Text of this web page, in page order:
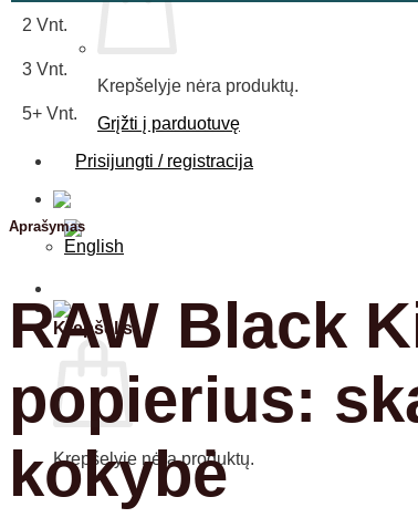
Krepšelyje nėra produktų.
Grįžti į parduotuvę
Prisijungti / registracija
Krepšelis
Krepšelyje nėra produktų.
Grįžti į parduotuvę
2 Vnt.
3 Vnt.
5+ Vnt.
Aprašymas
RAW Black
popierius:
kokybė